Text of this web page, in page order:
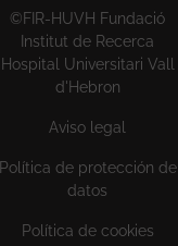
©FIR-HUVH Fundació
Institut de Recerca
Hospital Universitari Vall
d'Hebron
Aviso legal
Política de protección de
datos
Política de cookies